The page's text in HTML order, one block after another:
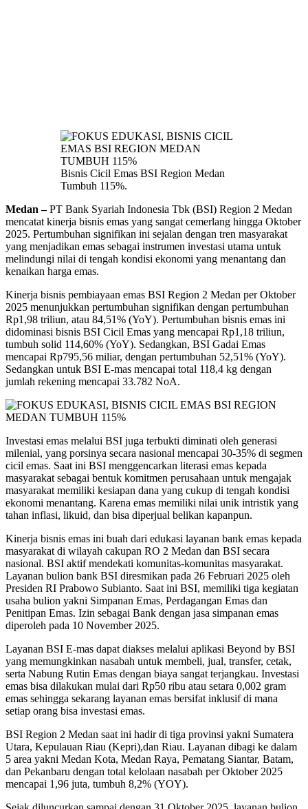
Bisnis Cicil Emas BSI Region Medan
Tumbuh 115%.
Medan –PT Bank Syariah Indonesia Tbk (BSI) Region 2 Medan
mencatat kinerja bisnis emas yang sangat cemerlang hingga Oktober
2025. Pertumbuhan signifikan ini sejalan dengan tren masyarakat
yang menjadikan emas sebagai instrumen investasi utama untuk
melindungi nilai di tengah kondisi ekonomi yang menantang dan
kenaikan harga emas.
Kinerja bisnis pembiayaan emas BSI Region 2 Medan per Oktober
2025 menunjukkan pertumbuhan signifikan dengan pertumbuhan
Rp1,98 triliun, atau 84,51% (YoY). Pertumbuhan bisnis emas ini
didominasi bisnis BSI Cicil Emas yang mencapai Rp1,18 triliun,
tumbuh solid 114,60% (YoY). Sedangkan, BSI Gadai Emas
mencapai Rp795,56 miliar, dengan pertumbuhan 52,51% (YoY).
Sedangkan untuk BSI E-mas mencapai total 118,4 kg dengan
jumlah rekening mencapai 33.782 NoA.
Investasi emas melalui BSI juga terbukti diminati oleh generasi
milenial, yang porsinya secara nasional mencapai 30-35% di segmen
cicil emas. Saat ini BSI menggencarkan literasi emas kepada
masyarakat sebagai bentuk komitmen perusahaan untuk mengajak
masyarakat memiliki kesiapan dana yang cukup di tengah kondisi
ekonomi menantang. Karena emas memiliki nilai unik intristik yang
tahan inflasi, likuid, dan bisa diperjual belikan kapanpun.
Kinerja bisnis emas ini buah dari edukasi layanan bank emas kepada
masyarakat di wilayah cakupan RO 2 Medan dan BSI secara
nasional. BSI aktif mendekati komunitas-komunitas masyarakat.
Layanan bulion bank BSI diresmikan pada 26 Februari 2025 oleh
Presiden RI Prabowo Subianto. Saat ini BSI, memiliki tiga kegiatan
usaha bulion yakni Simpanan Emas, Perdagangan Emas dan
Penitipan Emas. Izin sebagai Bank dengan jasa simpanan emas
diperoleh pada 10 November 2025.
Layanan BSI E-mas dapat diakses melalui aplikasi Beyond by BSI
yang memungkinkan nasabah untuk membeli, jual, transfer, cetak,
serta Nabung Rutin Emas dengan biaya sangat terjangkau. Investasi
emas bisa dilakukan mulai dari Rp50 ribu atau setara 0,002 gram
emas sehingga sekarang layanan emas bersifat inklusif di mana
setiap orang bisa investasi emas.
BSI Region 2 Medan saat ini hadir di tiga provinsi yakni Sumatera
Utara, Kepulauan Riau (Kepri),dan Riau. Layanan dibagi ke dalam
5 area yakni Medan Kota, Medan Raya, Pematang Siantar, Batam,
dan Pekanbaru dengan total kelolaan nasabah per Oktober 2025
mencapai 1,96 juta, tumbuh 8,2% (YOY).